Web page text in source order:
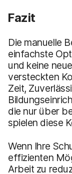
Fazit
Die manuelle
einfachste
und keine
versteckten
Zeit,
die nur über
spielen diese
Wenn Ihre
effizienten
Arbeit zu